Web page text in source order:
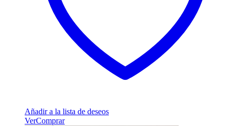
Añadir a la lista de deseos
VerComprar